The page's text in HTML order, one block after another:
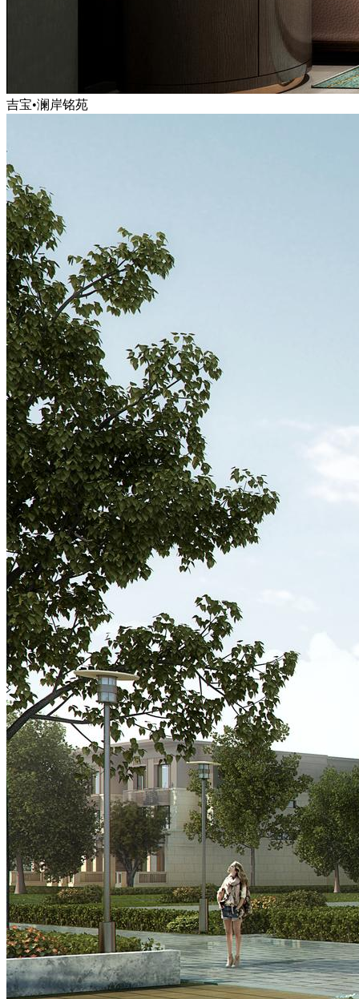
吉宝•澜岸铭苑